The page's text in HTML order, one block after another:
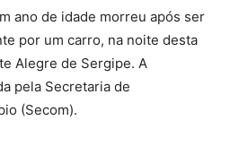
ano de idade morreu após ser
por um carro, na noite desta
Alegre de Sergipe. A
pela Secretaria de
(Secom).